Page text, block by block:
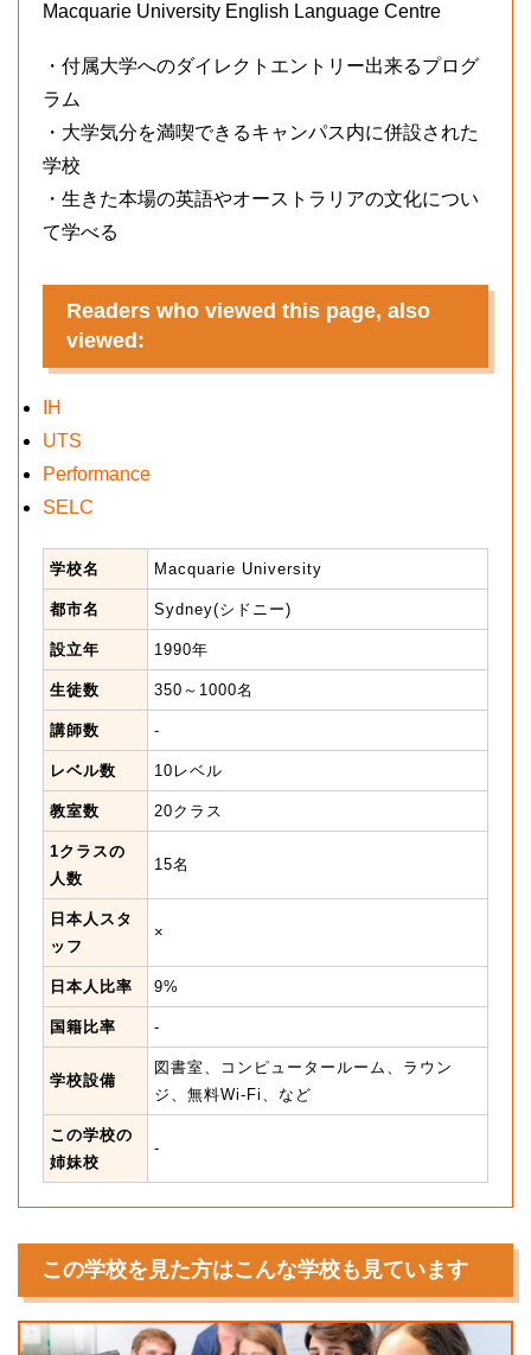
Macquarie University English Language Centre
・付属大学へのダイレクトエントリー出来るプログ
ラム
・大学気分を満喫できるキャンパス内に併設された
学校
・生きた本場の英語やオーストラリアの文化につい
て学べる
Readers who viewed this page, also
viewed:
IH
UTS
Performance
SELC
学校名 Macquarie University
都市名 Sydney(シドニー)
設立年 1990年
生徒数 350～1000名
講師数 -
レベル数 10レベル
教室数 20クラス
1クラスの
人数
15名
日本人スタ
ッフ
×
日本人比率 9%
国籍比率 -
学校設備
図書室、コンピュータールーム、ラウン
ジ、無料Wi-Fi、など
この学校の
姉妹校
-
この学校を見た方はこんな学校も見ています